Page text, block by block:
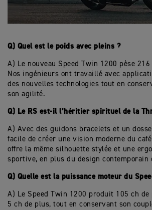
Q) Quel est le poids avec pleins ?
A) Le nouveau Speed Twin 1200 pèse
Nos ingénieurs ont travaillé avec
des nouvelles technologies tout en
son agilité.
Q) Le RS est-il l’héritier spirituel de la
A) Avec des guidons bracelets et un
facile de créer une vision moderne du
offre la même silhouette stylée et une
sportive, en plus du design contemporain
Q) Quelle est la puissance moteur du
A) Le Speed Twin 1200 produit 105 ch de
5 ch de plus, tout en conservant son